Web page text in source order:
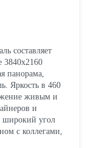
составляет
3840x2160
панорама,
Яркость в 460
живым и
и
широкий угол
с коллегами,